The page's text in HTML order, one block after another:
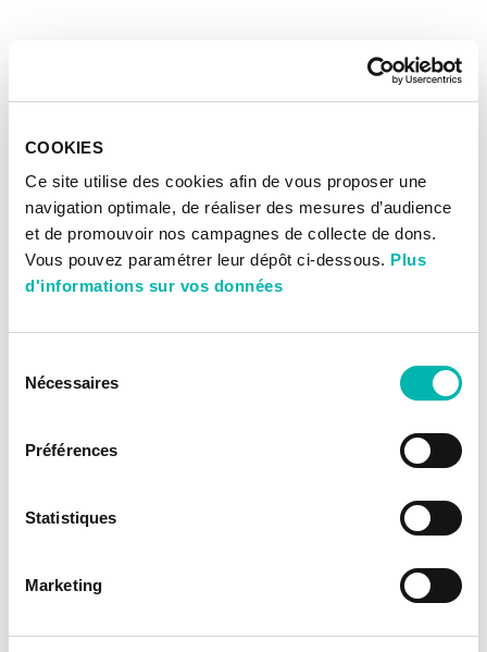
COOKIES
Ce site utilise des cookies afin de vous proposer une
navigation optimale, de réaliser des mesures d’audience
et de promouvoir nos campagnes de collecte de dons.
Vous pouvez paramétrer leur dépôt ci-dessous. Plus
d'informations sur vos données
Nécessaires
Préférences
Statistiques
Marketing